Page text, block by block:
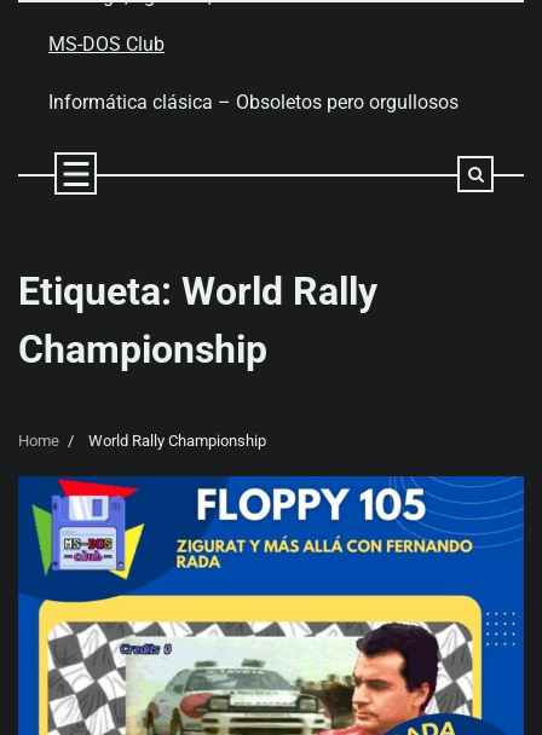
MS-DOS Club
Informática clásica – Obsoletos pero orgullosos
Etiqueta: World Rally
Championship
Home World Rally Championship